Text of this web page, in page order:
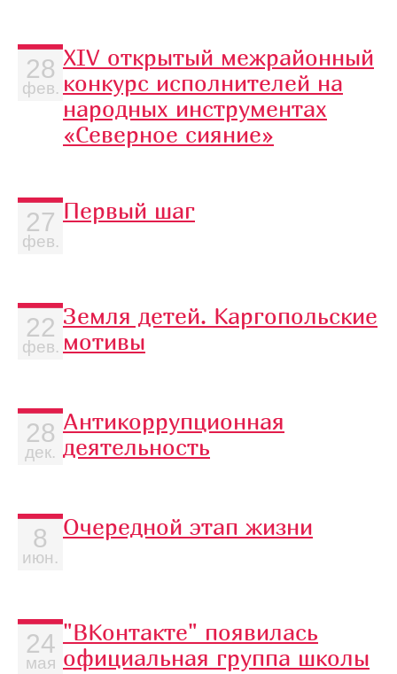
28
фев.
XIV открытый межрайонный
конкурс исполнителей на
народных инструментах
«Северное сияние»
27
фев.
Первый шаг
22
фев.
Земля детей. Каргопольские
мотивы
28
дек.
Антикоррупционная
деятельность
8
июн.
Очередной этап жизни
24
мая
"ВКонтакте" появилась
официальная группа школы